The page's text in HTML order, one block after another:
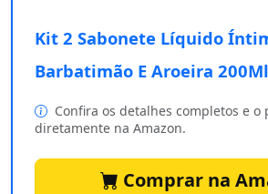
Kit 2 Sabonete Líquido
Barbatimão E Aroeira 200Ml
Confira os detalhes completos e o
diretamente na Amazon.
Comprar na